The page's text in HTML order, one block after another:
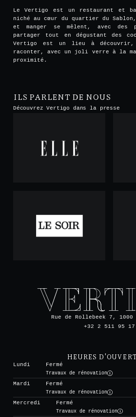
Le Vertigo est un restaurant et
niché au cœur du quartier du
et manger se mêlent, avec des
partager tout en dégustant des
Vertigo est un lieu à
raconter, avec un joli verre à la
proximité.
ILS PARLENT DE NOUS
Découvrez Vertigo dans la presse
Rue de Rollebeek 7,
+32 2 511 95 17
HEURES
Lundi
Fermé
Travaux de rénovation
Mardi
Fermé
Travaux de rénovation
Mercredi
Fermé
Travaux de rénovation